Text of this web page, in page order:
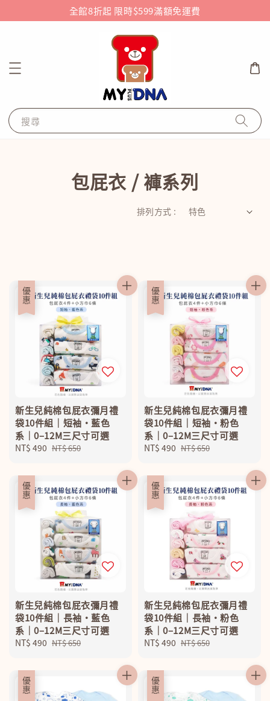
全館8折起 限時$599滿額免運費
搜尋
包屁衣 / 褲系列
排列方式 :
優惠
新生兒純棉包屁衣彌月禮
袋10件組｜短袖・藍色
系｜0–12M三尺寸可選
Sale
NT$ 490 Regular
NT$ 650
優惠
新生兒純棉包屁衣彌月禮
袋10件組｜短袖・粉色
系｜0–12M三尺寸可選
Sale
NT$ 490 Regular
NT$ 650
優惠
新生兒純棉包屁衣彌月禮
袋10件組｜長袖・藍色
系｜0–12M三尺寸可選
Sale
NT$ 490 Regular
NT$ 650
優惠
新生兒純棉包屁衣彌月禮
袋10件組｜長袖・粉色
系｜0–12M三尺寸可選
Sale
NT$ 490 Regular
NT$ 650
優惠 優惠